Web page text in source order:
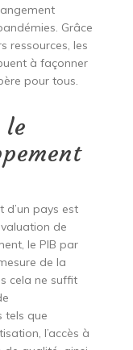
Grâce
ressources, les
à façonner
pour tous.
le
d’un pays est
de
le PIB par
de la
cela ne suffit
tels que
l’accès à